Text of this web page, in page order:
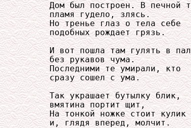
Дом был построен. В печной
     пламя гудело, злясь.
     Но тренье глаз о тела себе
     подобных рождает грязь.
И вот пошла там гулять в
     без рукавов чума.
     Последними те умирали, кто
     сразу сошел с ума.
     Так украшает бутылку блик,
     вмятина портит щит,
     На тонкой ножке стоит кулик
     и, глядя вперед, молчит.